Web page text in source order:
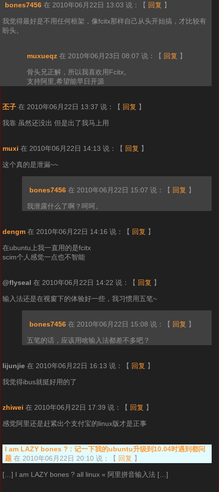
bones7456 在 2010年06月22日 13:03 说： 【 回复 】
我觉得最好是不用任何框架，像fcitx那样自己从头开始搞，才比较有
盼头。
muxueqz 在 2010年06月23日 08:07 说： 【 回复 】
骨头兄正解，所以我喜欢用Fcitx。
支持阿里,希望能早日开源
丕子 在 2010年06月22日 13:37 说： 【 回复 】
我靠 虽然还没出 但是出了我马上用
muxi 在 2010年06月22日 14:13 说： 【 回复 】
这个真的是泄漏~~
bones7456 在 2010年06月22日 15:07 说： 【 回复 】
我泄露什么了啊？呵呵。
dengm 在 2010年06月22日 14:16 说： 【 回复 】
在ubuntu上我一直用的是fcitx
scim个人感觉一点也不智能
@flyseal 在 2010年06月22日 14:22 说： 【 回复 】
输入法还是在视窗下的体验好一些，我习惯用五笔~
bones7456 在 2010年06月22日 15:08 说： 【 回复 】
五笔的话，应该用啥输入法都差不多吧？
lijunjie 在 2010年06月22日 16:13 说： 【 回复 】
我觉得ibus就挺好用的了
zhiwei 在 2010年06月22日 17:39 说： 【 回复 】
感觉阿里还是赶紧出个支付宝的linux版才是正事
I am LAZY bones ? : 记一下我的ubuntu升级到10.04时遇到都问
题 在 2010年06月22日 20:10 说： 【 回复 】
[…] I am LAZY bones ? all linux « 阿里拼音输入法 […]